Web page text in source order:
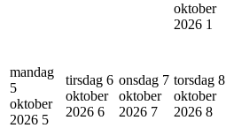
oktober
2026 1
mandag
5
oktober
2026 5
tirsdag 6
oktober
2026 6
onsdag 7
oktober
2026 7
torsdag 8
oktober
2026 8